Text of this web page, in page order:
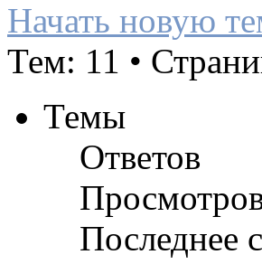
Начать новую
Тем: 11 •
Темы
Ответов
Последнее